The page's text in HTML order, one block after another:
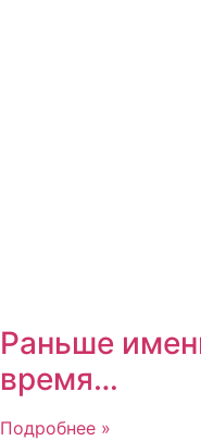
Раньше
время…
Подробнее »